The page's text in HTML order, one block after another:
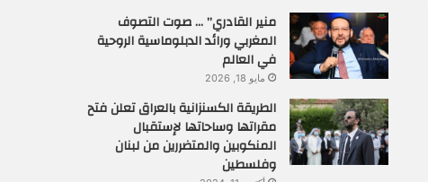
منير القادري” … صوت التصوف
المغربي ورائد الدبلوماسية الروحية
في العالم
مايو 18, 2026
الطريقة الكسنزانية بالعراق تعلن فتح
مقراتها وساحاتها لإستقبال
المنكوبين والمتضررين من لبنان
وفلسطين